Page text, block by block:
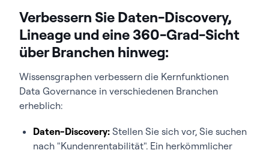
Verbessern Sie Daten-Discovery,
Lineage und eine 360-Grad-Sicht
über Branchen hinweg:
Wissensgraphen verbessern die Kernfunktionen
Data Governance in verschiedenen Branchen
erheblich:
Daten-Discovery: Stellen Sie sich vor, Sie suchen
nach "Kundenrentabilität". Ein herkömmlicher